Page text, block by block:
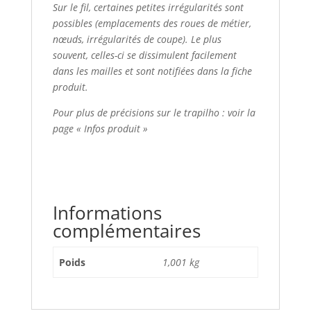
Sur le fil, certaines petites irrégularités sont
possibles (emplacements des roues de métier,
nœuds, irrégularités de coupe). Le plus
souvent, celles-ci se dissimulent facilement
dans les mailles et sont notifiées dans la fiche
produit.
Pour plus de précisions sur le trapilho : voir la
page « Infos produit »
Informations
complémentaires
Poids 1,001 kg